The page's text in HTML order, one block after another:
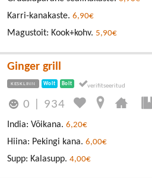
Karri-kanakaste. 6,90€
Magustoit: Kook+kohv. 5,90€
Ginger grill
KESKLINN Wolt Bolt
0 934
India: Võikana. 6,20€
Hiina: Pekingi kana. 6,00€
Supp: Kalasupp. 4,00€